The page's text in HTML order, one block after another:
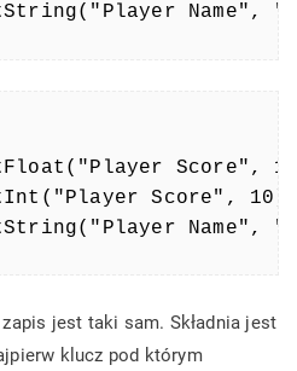
Name",
Score",
Score",
Name",
jest taki sam. Składnia jest
klucz pod którym